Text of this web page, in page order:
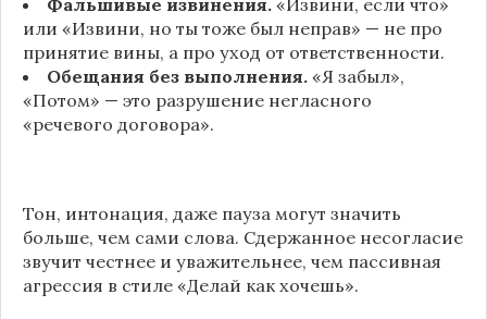
или «Извини, но ты тоже был неправ» — не про
принятие вины, а про уход от ответственности.
Обещания без выполнения. «Я забыл»,
«Потом» — это разрушение негласного
«речевого договора».
Тон, интонация, даже пауза могут значить
больше, чем сами слова. Сдержанное несогласие
звучит честнее и уважительнее, чем пассивная
агрессия в стиле «Делай как хочешь».